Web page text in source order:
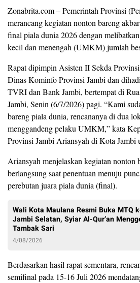
Zonabrita.com – Pemerintah Provinsi
merancang kegiatan nonton bareng
final piala dunia 2026 dengan
kecil dan menengah (UMKM) jumlah
Rapat dipimpin Asisten II Sekda
Dinas Kominfo Provinsi Jambi dan
TVRI dan Bank Jambi, bertempat di
Jambi, Senin (6/7/2026) pagi. “Kami
bareng piala dunia, rencananya di dua
menggandeng pelaku UMKM,” kata
Provinsi Jambi Ariansyah di Kota Jambi
Ariansyah menjelaskan kegiatan nonton
berlangsung saat penentuan menuju
perebutan juara piala dunia (final).
Wali Kota Maulana Resmi Buka MTQ
Jambi Selatan, Syiar Al-Qur’an
Tambak Sari
4/08/2026
Berdasarkan hasil rapat sementara,
semifinal pada 15-16 Juli 2026